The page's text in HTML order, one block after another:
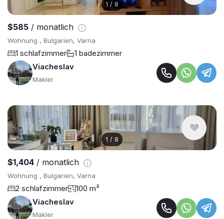
1 / 8
$585 / monatlich
Wohnung , Bulgarien, Varna
1 schlafzimmer
1 badezimmer
Viacheslav
Makler
1 / 8
$1,404 / monatlich
Wohnung , Bulgarien, Varna
2 schlafzimmer
100 m²
Viacheslav
Makler